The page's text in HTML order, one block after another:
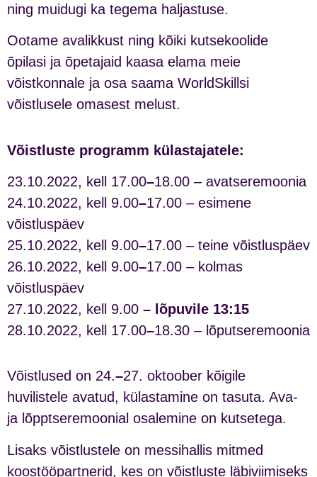
ning muidugi ka tegema haljastuse.
Ootame avalikkust ning kõiki kutsekoolide
õpilasi ja õpetajaid kaasa elama meie
võistkonnale ja osa saama WorldSkillsi
võistlusele omasest melust.
Võistluste programm külastajatele:
23.10.2022, kell 17.00–18.00 – avatseremoonia
24.10.2022, kell 9.00–17.00 – esimene
võistluspäev
25.10.2022, kell 9.00–17.00 – teine võistluspäev
26.10.2022, kell 9.00–17.00 – kolmas
võistluspäev
27.10.2022, kell 9.00 – lõpuvile 13:15
28.10.2022, kell 17.00–18.30 – lõputseremoonia
Võistlused on 24.–27. oktoober kõigile
huvilistele avatud, külastamine on tasuta. Ava-
ja lõpptseremoonial osalemine on kutsetega.
Lisaks võistlustele on messihallis mitmed
koostööpartnerid, kes on võistluste läbiviimiseks